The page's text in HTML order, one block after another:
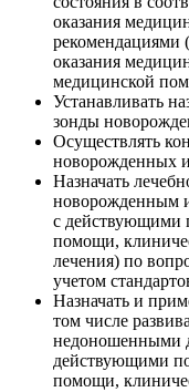
оказания
рекомендациями
оказания
медицинской
Устанавливать
зонды
Осуществлять
новорожденных
Назначать
новорожденным
с действующими
помощи,
лечения) по
учетом
Назначать и
том числе
недоношенными
действующими
помощи,